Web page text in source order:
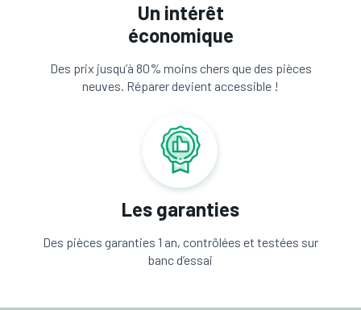
Un intérêt
économique
Des prix jusqu’à 80% moins chers que des pièces
neuves. Réparer devient accessible !
Les garanties
Des pièces garanties 1 an, contrôlées et testées sur
banc d’essai